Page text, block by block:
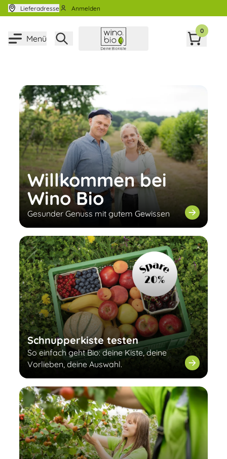
Zum Inhalt springen
Lieferadresse Anmelden
Menü
0
Willkommen bei
Wino Bio
Gesunder Genuss mit gutem Gewissen
Schnupperkiste testen
So einfach geht Bio: deine Kiste, deine
Vorlieben, deine Auswahl.